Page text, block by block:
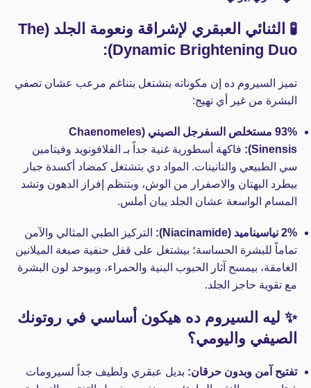
🧪 الثنائي العبقري لإشراقة ونعومة الجلد (The
Dynamic Brightening Duo):
تميز السيروم ده إن مكوناته بتشتغل بتناغم مرعب عشان تصفي
البشرة من غير أي تهيج:
93% مستخلص السفرجل الصيني (Chaenomeles
Sinensis):
فاكهة أسطورية غنية جداً بـ الفلافونويد وفيتامين
سي الطبيعي والتانينات. المواد دي بتشتغل كمضاد أكسدة جبار
بيطرد البهتان والاصفرار من الوش، وبتنظم إفراز الدهون وتشد
المسام الواسعة عشان الجلد يبان أملس.
2% نياسيناميد (Niacinamide):
التركيز الطبي المثالي والآمن
تماماً للبشرة الحساسة؛ بيشتغل على قفل حنفية صبغة الميلانين
الغامقة، بيمسح آثار الحبوب البنية والحمراء، وبيوحد لون البشرة
مع تقوية حاجز الجلد.
✨ ليه السيروم ده هيكون أساسي في روتونك
الصيفي واليومي؟
تفتيح آمن وبدون حرقان: بديل عبقري ولطيف جداً لسيرومات